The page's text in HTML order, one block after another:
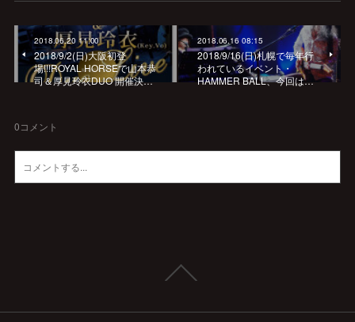
2018.06.20 11:00
2018/9/2(日)大阪初登
場!!!ROYAL HORSEで山本恭
司＆厚見玲衣DUO 開催決…
2018.06.16 08:15
2018/9/16(日)札幌で毎年行
われているイベント・
HAMMER BALL、今回は…
0コメント